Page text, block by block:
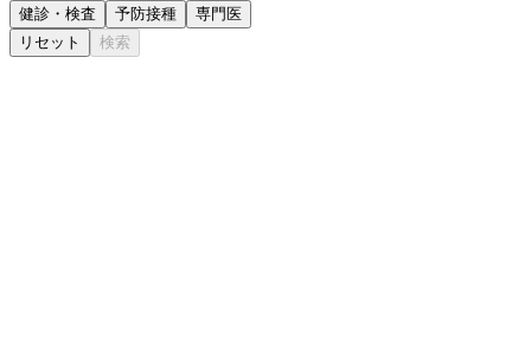
健診・検査 予防接種
専門医
リセット
検索